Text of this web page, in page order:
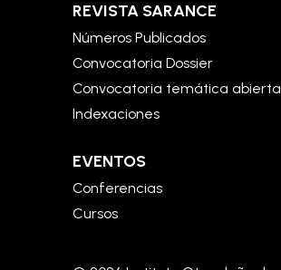
REVISTA SARANCE
Números Publicados
Convocatoria Dossier
Convocatoria temática abierta
Indexaciones
EVENTOS
Conferencias
Cursos